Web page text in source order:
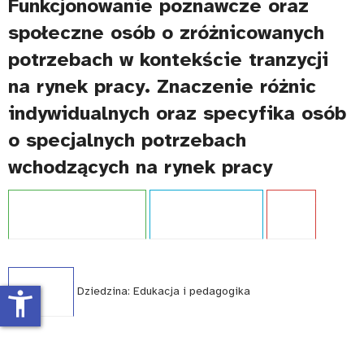
Funkcjonowanie poznawcze oraz
społeczne osób o zróżnicowanych
potrzebach w kontekście tranzycji
na rynek pracy. Znaczenie różnic
indywidualnych oraz specyfika osób
o specjalnych potrzebach
wchodzących na rynek pracy
Dziedzina: Edukacja i pedagogika
accessibility_new